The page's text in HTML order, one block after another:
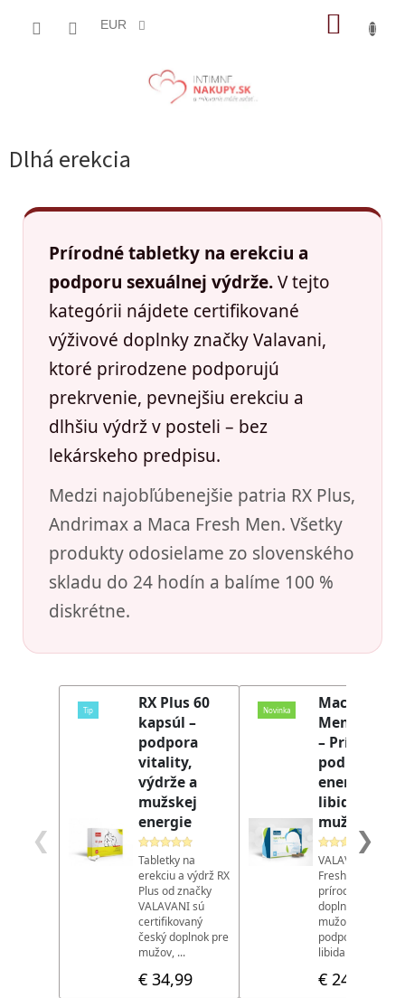
EUR
Dlhá erekcia
Prírodné tabletky na erekciu a
podporu sexuálnej výdrže.V tejto
kategórii nájdete certifikované
výživové doplnky značky Valavani,
ktoré prirodzene podporujú
prekrvenie, pevnejšiu erekciu a
dlhšiu výdrž v posteli – bez
lekárskeho predpisu.
Medzi najobľúbenejšie patria RX Plus,
Andrimax a Maca Fresh Men. Všetky
produkty odosielame zo slovenského
skladu do 24 hodín a balíme 100 %
diskrétne.